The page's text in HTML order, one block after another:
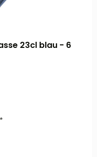
23cl blau - 6